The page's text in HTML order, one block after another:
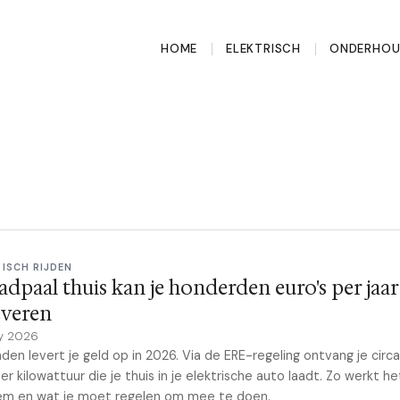
HOME ELEKTRISCH
RIJDEN
thuis kan je honderden euro's per jaar
2026
levert je geld op in 2026. Via de ERE-regeling ontvang je
kilowattuur die je thuis in je elektrische auto laadt. Zo werkt
en wat je moet regelen om mee te doen.